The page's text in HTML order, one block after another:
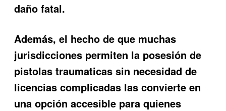
daño fatal.
Además, el hecho de que muchas
jurisdicciones permiten la posesión de
pistolas traumaticas sin necesidad de
licencias complicadas las convierte en
una opción accesible para quienes